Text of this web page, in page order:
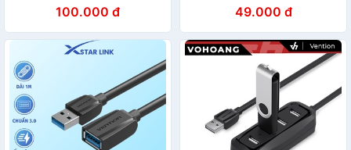
chính hãng100.000 đ
tính, laptop49.000 đ